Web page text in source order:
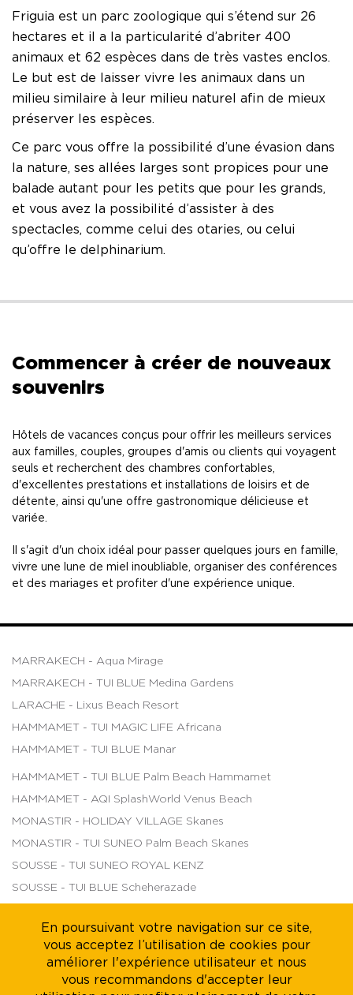
Friguia est un parc zoologique qui s’étend sur 26
hectares et il a la particularité d’abriter 400
animaux et 62 espèces dans de très vastes enclos.
Le but est de laisser vivre les animaux dans un
milieu similaire à leur milieu naturel afin de mieux
préserver les espèces.
Ce parc vous offre la possibilité d’une évasion dans
la nature, ses allées larges sont propices pour une
balade autant pour les petits que pour les grands,
et vous avez la possibilité d’assister à des
spectacles, comme celui des otaries, ou celui
qu’offre le delphinarium.
Commencer à créer de nouveaux
souvenirs
Hôtels de vacances conçus pour offrir les meilleurs services
aux familles, couples, groupes d'amis ou clients qui voyagent
seuls et recherchent des chambres confortables,
d'excellentes prestations et installations de loisirs et de
détente, ainsi qu'une offre gastronomique délicieuse et
variée.
Il s'agit d'un choix idéal pour passer quelques jours en famille,
vivre une lune de miel inoubliable, organiser des conférences
et des mariages et profiter d'une expérience unique.
MARRAKECH - Aqua Mirage
MARRAKECH - TUI BLUE Medina Gardens
LARACHE - Lixus Beach Resort
HAMMAMET - TUI MAGIC LIFE Africana
HAMMAMET - TUI BLUE Manar
HAMMAMET - TUI BLUE Palm Beach Hammamet
HAMMAMET - AQI SplashWorld Venus Beach
MONASTIR - HOLIDAY VILLAGE Skanes
MONASTIR - TUI SUNEO Palm Beach Skanes
SOUSSE - TUI SUNEO ROYAL KENZ
SOUSSE - TUI BLUE Scheherazade
DJERBA - TUI BLUE Palm Beach Palace
TABARKA - Thabraca Thalasso & Diving
TOZEUR - Palm Beach Palace
En poursuivant votre navigation sur ce site,
vous acceptez l’utilisation de cookies pour
améliorer l'expérience utilisateur et nous
vous recommandons d'accepter leur